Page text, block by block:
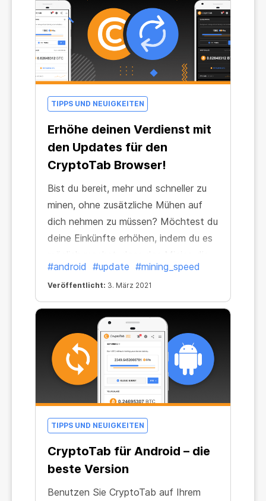
TIPPS UND NEUIGKEITEN
Erhöhe deinen Verdienst mit
den Updates für den
CryptoTab Browser!
Bist du bereit, mehr und schneller zu
minen, ohne zusätzliche Mühen auf
dich nehmen zu müssen? Möchtest du
deine Einkünfte erhöhen, indem du es
ganze Zeit über aktiv ist? Wir haben
an alles gedacht und dies möglich
gemacht. Wir haben unseren Android
Browser verbessert und er ist jetzt
sogar noch profitabler.
#android #update #mining_speed
Veröffentlicht: 3. März 2021
TIPPS UND NEUIGKEITEN
CryptoTab für Android – die
beste Version
Benutzen Sie CryptoTab auf Ihrem